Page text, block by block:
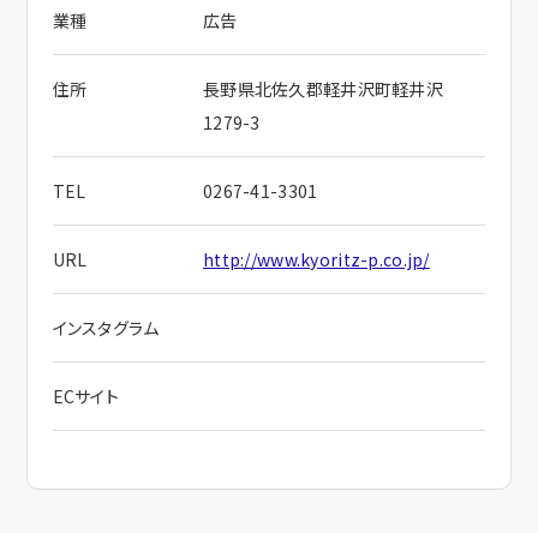
業種 広告
住所
長野県北佐久郡軽井沢町軽井沢
1279-3
TEL 0267-41-3301
URL http://www.kyoritz-p.co.jp/
インスタグラム
ECサイト